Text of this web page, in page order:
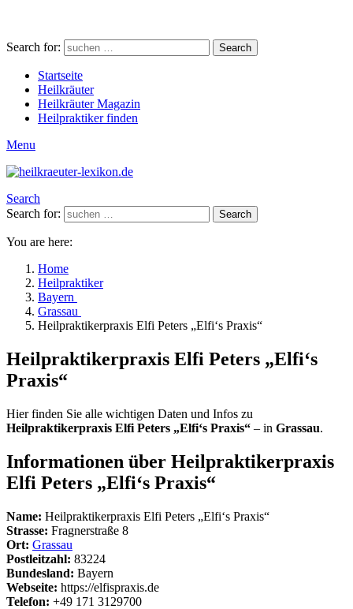
Search for: Search
Startseite
Heilkräuter
Heilkräuter Magazin
Heilpraktiker finden
Menu
Search
Search for:
Search
You are here:
Home
Heilpraktiker
Bayern
Grassau
Heilpraktikerpraxis Elfi Peters „Elfi‘s Praxis“
Heilpraktikerpraxis Elfi Peters „Elfi‘s
Praxis“
Hier finden Sie alle wichtigen Daten und Infos zu
Heilpraktikerpraxis Elfi Peters „Elfi‘s Praxis“ – in Grassau.
Informationen über Heilpraktikerpraxis
Elfi Peters „Elfi‘s Praxis“
Name: Heilpraktikerpraxis Elfi Peters „Elfi‘s Praxis“
Strasse: Fragnerstraße 8
Ort: Grassau
Postleitzahl: 83224
Bundesland: Bayern
Webseite: https://elfispraxis.de
Telefon: +49 171 3129700